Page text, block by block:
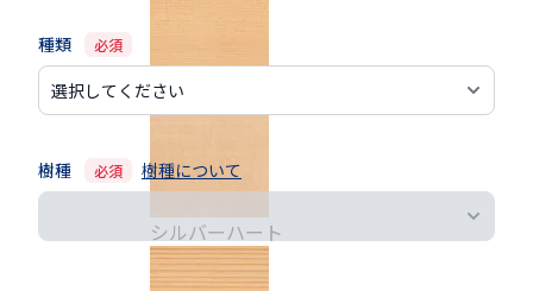
さわら
シルバーハート
種類 必須
樹種 必須 樹種について